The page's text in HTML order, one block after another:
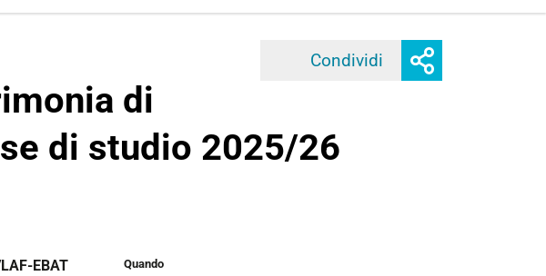
Condividi Facebook
di
di studio 2025/26
Quando
EBAT